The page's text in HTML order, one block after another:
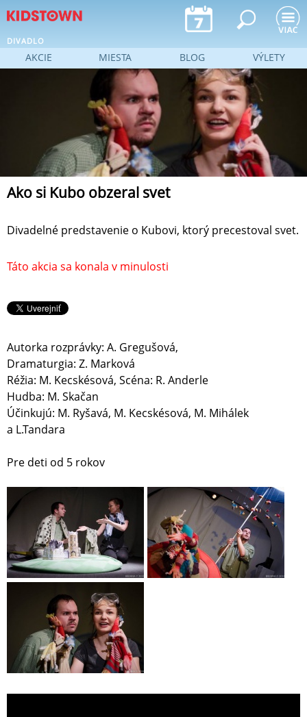
Jump to navigation
DIVADLO
Ako si Kubo obzeral svet
Divadelné predstavenie o Kubovi, ktorý precestoval svet.
Táto akcia sa konala v minulosti
Autorka rozprávky: A. Gregušová,
Dramaturgia: Z. Marková
Réžia: M. Kecskésová, Scéna: R. Anderle
Hudba: M. Skačan
Účinkujú: M. Ryšavá, M. Kecskésová, M. Mihálek
a L.Tandara
Pre deti od 5 rokov
AKCIE MIESTA BLOG VÝLETY